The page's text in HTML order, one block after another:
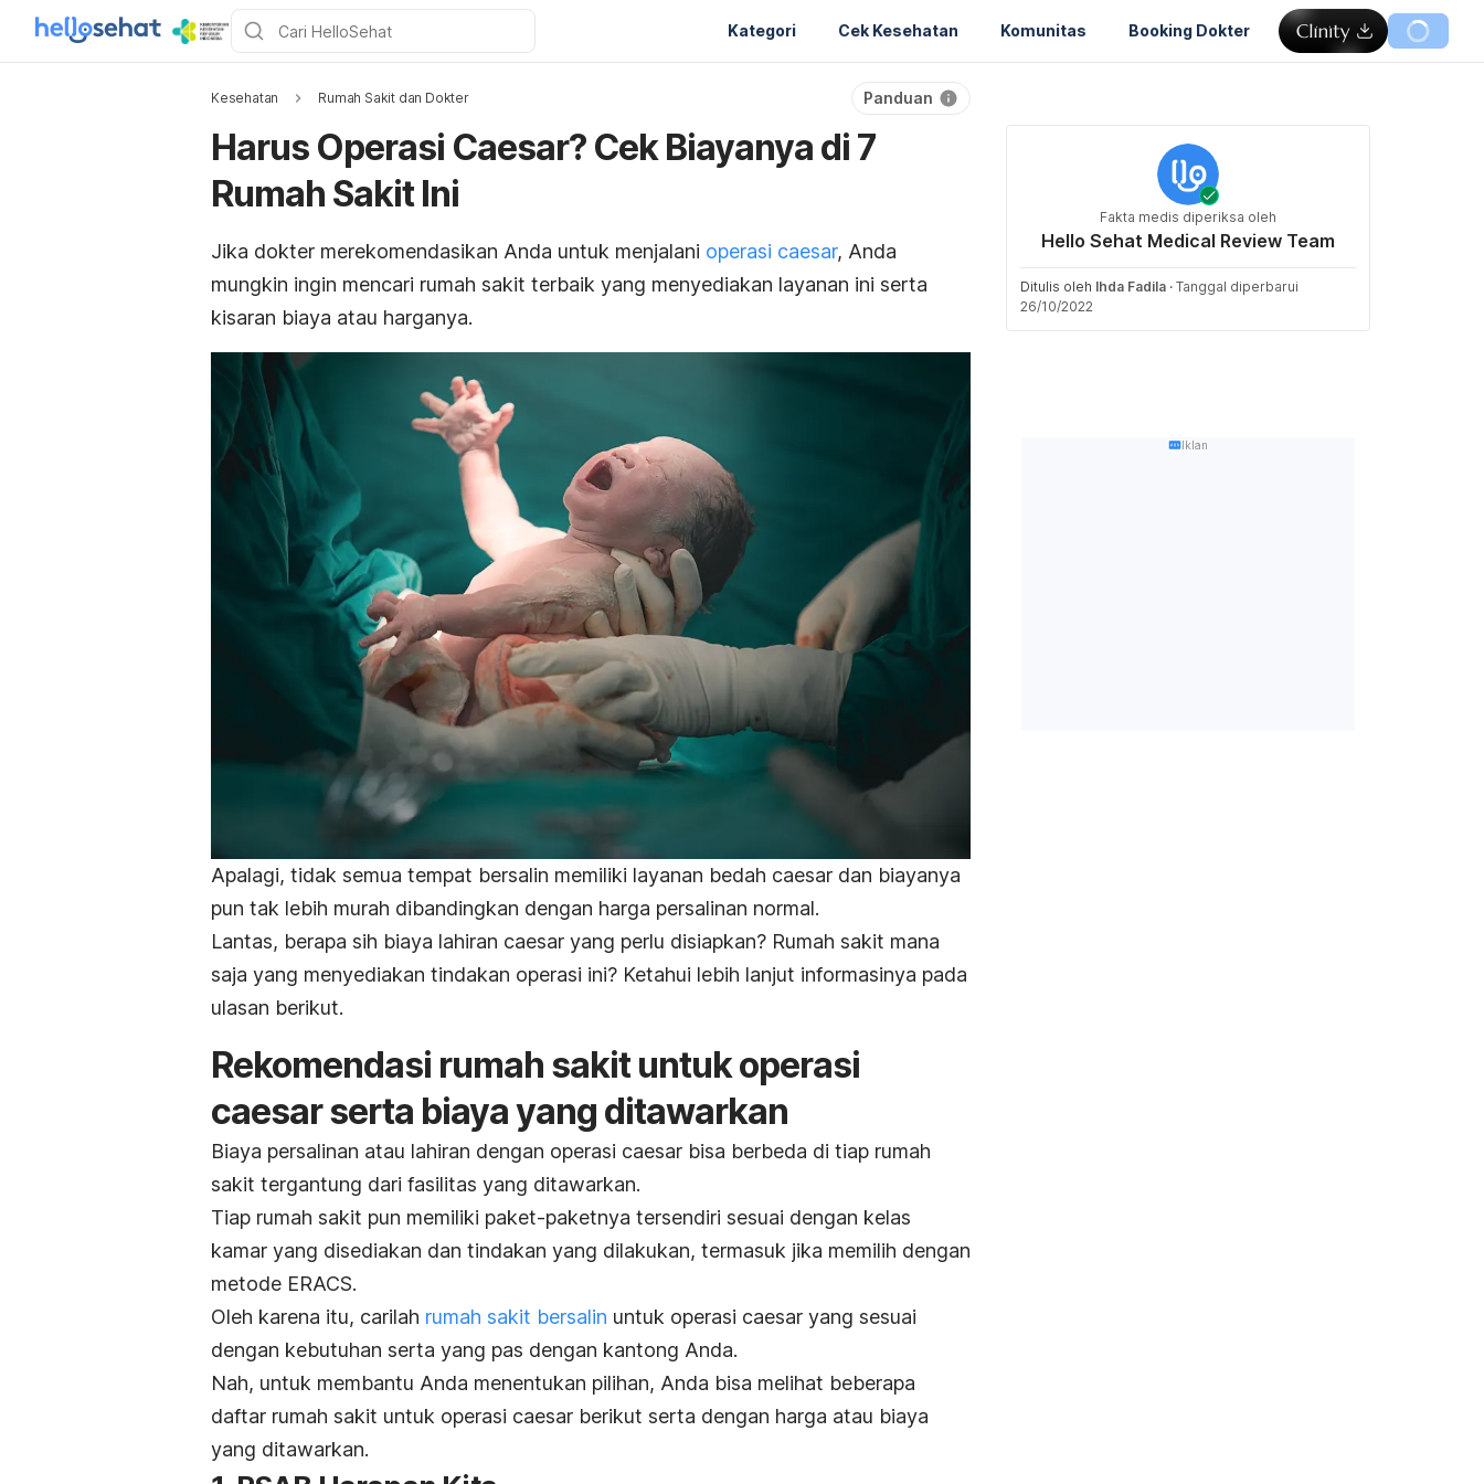
Kategori Cek Kesehatan Komunitas Booking Dokter
Kesehatan Rumah Sakit dan Dokter Panduan
Harus Operasi Caesar? Cek Biayanya di 7
Rumah Sakit Ini
Jika dokter merekomendasikan Anda untuk menjalani operasi caesar, Anda
mungkin ingin mencari rumah sakit terbaik yang menyediakan layanan ini serta
kisaran biaya atau harganya.
Apalagi, tidak semua tempat bersalin memiliki layanan bedah caesar dan biayanya
pun tak lebih murah dibandingkan dengan harga persalinan normal.
Lantas, berapa sih biaya lahiran caesar yang perlu disiapkan? Rumah sakit mana
saja yang menyediakan tindakan operasi ini? Ketahui lebih lanjut informasinya pada
ulasan berikut.
Rekomendasi rumah sakit untuk operasi
caesar serta biaya yang ditawarkan
Biaya persalinan atau lahiran dengan operasi caesar bisa berbeda di tiap rumah
sakit tergantung dari fasilitas yang ditawarkan.
Tiap rumah sakit pun memiliki paket-paketnya tersendiri sesuai dengan kelas
kamar yang disediakan dan tindakan yang dilakukan, termasuk jika memilih dengan
metode ERACS.
Oleh karena itu, carilah rumah sakit bersalin untuk operasi caesar yang sesuai
dengan kebutuhan serta yang pas dengan kantong Anda.
Nah, untuk membantu Anda menentukan pilihan, Anda bisa melihat beberapa
daftar rumah sakit untuk operasi caesar berikut serta dengan harga atau biaya
yang ditawarkan.
Fakta medis diperiksa oleh
Hello Sehat Medical Review Team
Ditulis oleh Ihda Fadila · Tanggal diperbarui
26/10/2022
Iklan